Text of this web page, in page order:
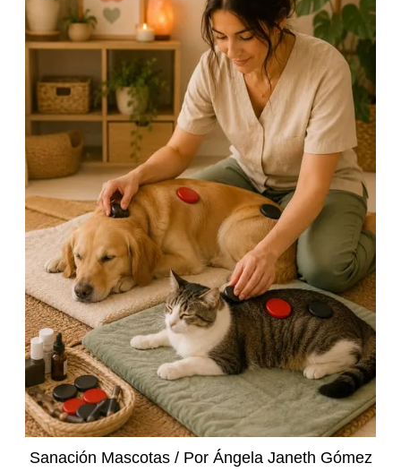
Sanación Mascotas/ Por Ángela Janeth Gómez